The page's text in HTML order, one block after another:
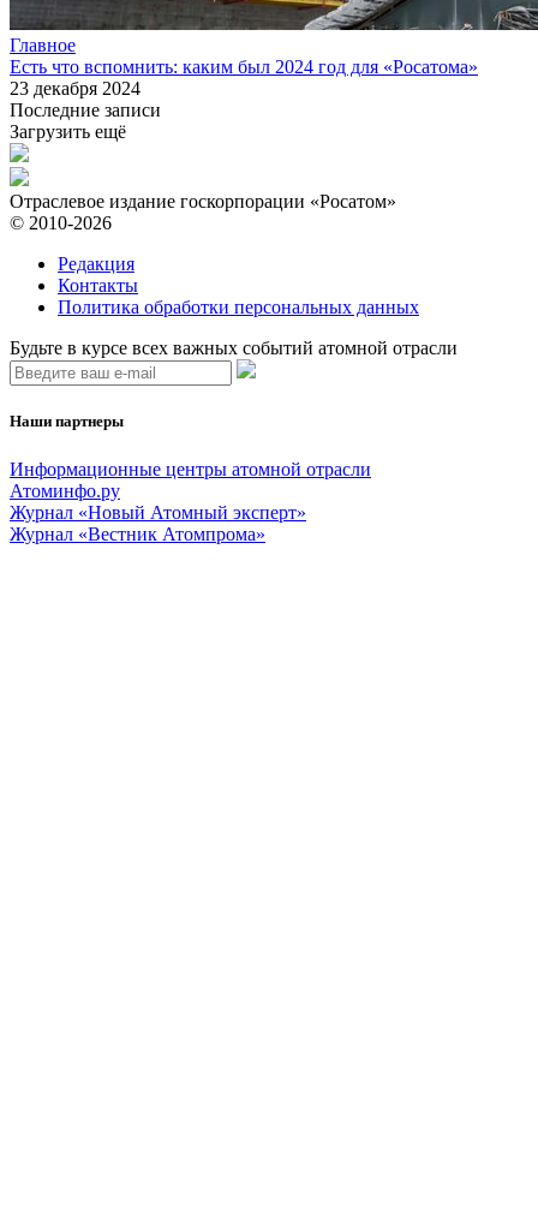
Главное
Есть что вспомнить: каким был 2024 год для «Росатома»
23 декабря 2024
Последние записи
Загрузить ещё
Отраслевое издание госкорпорации «Росатом»
© 2010-2026
Редакция
Контакты
Политика обработки персональных данных
Будьте в курсе всех важных событий атомной отрасли
Наши партнеры
Информационные центры атомной отрасли
Атоминфо.ру
Журнал «Новый Атомный эксперт»
Журнал «Вестник Атомпрома»